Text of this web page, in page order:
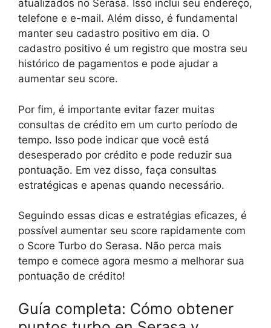
atualizados no Serasa. Isso inclui seu endereço,
telefone e e-mail. Além disso, é fundamental
manter seu cadastro positivo em dia. O
cadastro positivo é um registro que mostra seu
histórico de pagamentos e pode ajudar a
aumentar seu score.
Por fim, é importante evitar fazer muitas
consultas de crédito em um curto período de
tempo. Isso pode indicar que você está
desesperado por crédito e pode reduzir sua
pontuação. Em vez disso, faça consultas
estratégicas e apenas quando necessário.
Seguindo essas dicas e estratégias eficazes, é
possível aumentar seu score rapidamente com
o Score Turbo do Serasa. Não perca mais
tempo e comece agora mesmo a melhorar sua
pontuação de crédito!
Guía completa: Cómo obtener